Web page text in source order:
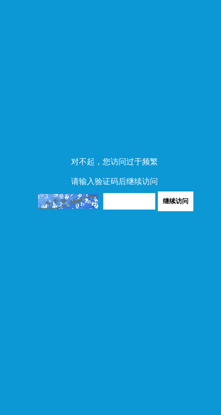
对不起，您访问过于频繁
请输入验证码后继续访问
继续访问